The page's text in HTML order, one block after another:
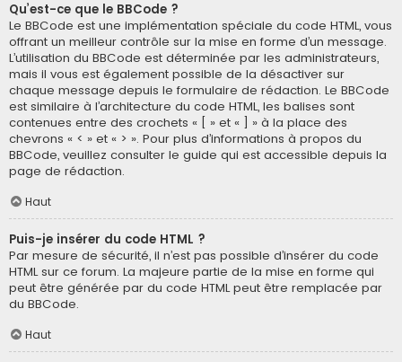
Qu’est-ce que le BBCode ?
Le BBCode est une implémentation spéciale du code HTML, vous
offrant un meilleur contrôle sur la mise en forme d’un message.
L’utilisation du BBCode est déterminée par les administrateurs,
mais il vous est également possible de la désactiver sur
chaque message depuis le formulaire de rédaction. Le BBCode
est similaire à l’architecture du code HTML, les balises sont
contenues entre des crochets « [ » et « ] » à la place des
chevrons « < » et « > ». Pour plus d’informations à propos du
BBCode, veuillez consulter le guide qui est accessible depuis la
page de rédaction.
Haut
Puis-je insérer du code HTML ?
Par mesure de sécurité, il n’est pas possible d’insérer du code
HTML sur ce forum. La majeure partie de la mise en forme qui
peut être générée par du code HTML peut être remplacée par
du BBCode.
Haut